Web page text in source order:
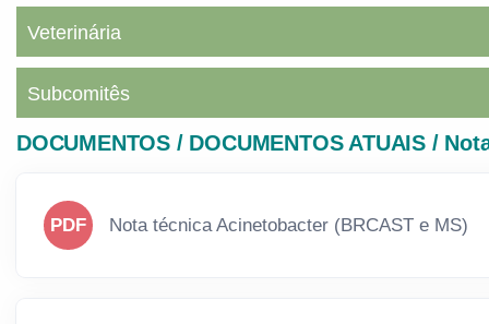
Veterinária
Subcomitês
DOCUMENTOS / DOCUMENTOS ATUAIS /
PDF Nota técnica Acinetobacter (BRCAST e MS)